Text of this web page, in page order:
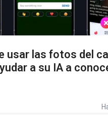
usar las fotos del
a su IA a